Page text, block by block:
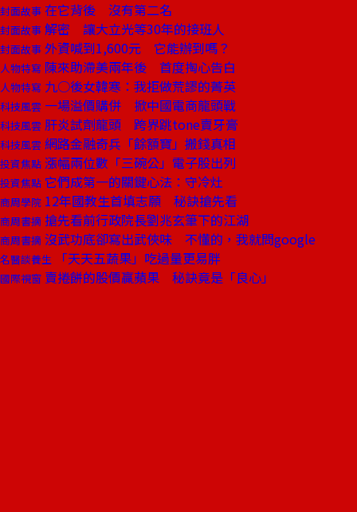
封面故事 在它背後 沒有第二名
封面故事 解密 讓大立光等30年的接班人
封面故事 外資喊到1,600元 它能辦到嗎？
人物特寫 陳來助滯美兩年後 首度掏心告白
人物特寫 九○後女韓寒：我拒做荒謬的菁英
科技風雲 一場溢價購併 掀中國電商龍頭戰
科技風雲 肝炎試劑龍頭 跨界跳tone賣牙膏
科技風雲 網路金融奇兵「餘額寶」搬錢真相
投資焦點 漲幅兩位數「三碗公」電子股出列
投資焦點 它們成第一的關鍵心法：守冷灶
商周學院 12年國教生首填志願 秘訣搶先看
商周書摘 搶先看前行政院長劉兆玄筆下的江湖
商周書摘 沒武功底卻寫出武俠味 不懂的，我就問google
名醫談養生 「天天五蔬果」吃過量更易胖
國際視窗 賣捲餅的股價贏蘋果 秘訣竟是「良心」